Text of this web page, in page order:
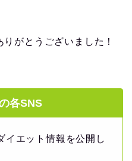
がとうございました！
各SNS
イエット情報を公開し